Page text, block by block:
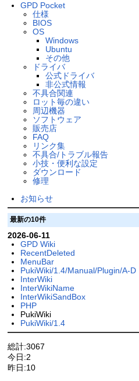
GPD Pocket
仕様
BIOS
OS
Windows
Ubuntu
その他
ドライバ
公式ドライバ
非公式情報
不具合関連
ロット毎の違い
周辺機器
ソフトウェア
販売店
FAQ
リンク集
不具合/トラブル報告
小技・便利な設定
ダウンロード
修理
お知らせ
最新の10件
2026-06-11
GPD Wiki
RecentDeleted
MenuBar
PukiWiki/1.4/Manual/Plugin/A-D
InterWiki
InterWikiName
InterWikiSandBox
PHP
PukiWiki
PukiWiki/1.4
総計:3067
今日:2
昨日:10